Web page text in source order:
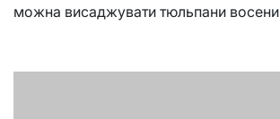
можна висаджувати тюльпани восени